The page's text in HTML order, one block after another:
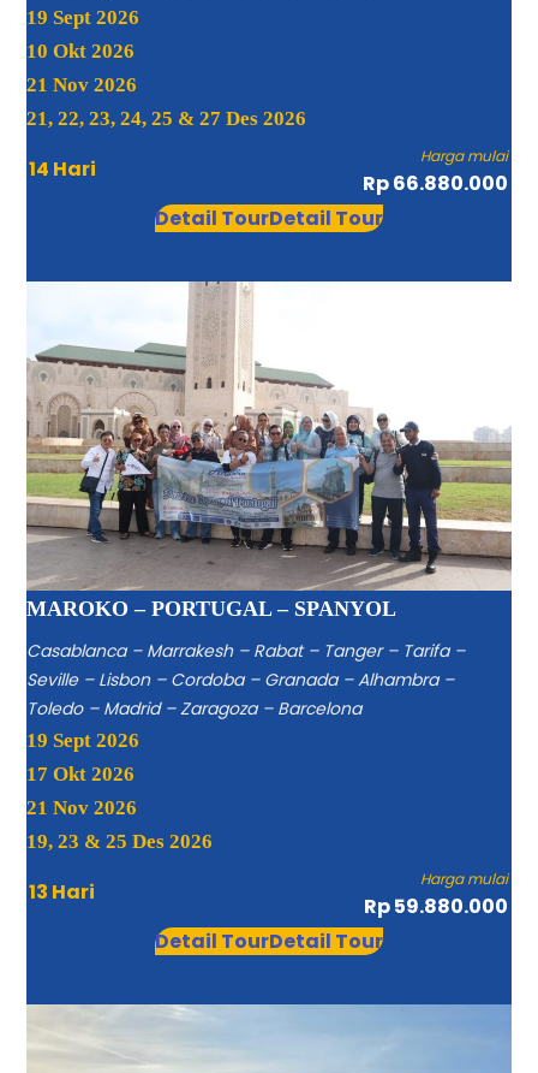
19 Sept 2026
10 Okt 2026
21 Nov 2026
21, 22, 23, 24, 25 & 27 Des 2026
14 Hari Harga mulai
Rp 66.880.000
Detail TourDetail Tour
MAROKO – PORTUGAL – SPANYOL
Casablanca – Marrakesh – Rabat – Tanger – Tarifa –
Seville – Lisbon – Cordoba – Granada – Alhambra –
Toledo – Madrid – Zaragoza – Barcelona
19 Sept 2026
17 Okt 2026
21 Nov 2026
19, 23 & 25 Des 2026
13 Hari Harga mulai
Rp 59.880.000
Detail TourDetail Tour